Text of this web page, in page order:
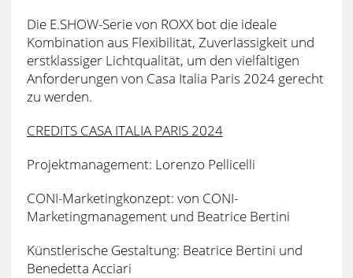
Die E.SHOW-Serie von ROXX bot die ideale
Kombination aus Flexibilität, Zuverlässigkeit und
erstklassiger Lichtqualität, um den vielfältigen
Anforderungen von Casa Italia Paris 2024 gerecht
zu werden.
CREDITS CASA ITALIA PARIS 2024
Projektmanagement: Lorenzo Pellicelli
CONI-Marketingkonzept: von CONI-
Marketingmanagement und Beatrice Bertini
Künstlerische Gestaltung: Beatrice Bertini und
Benedetta Acciari